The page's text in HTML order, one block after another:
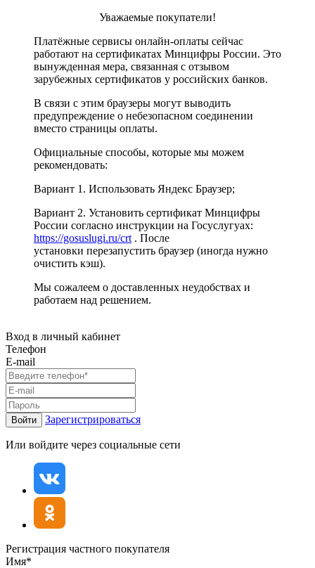
Уважаемые покупатели!
Платёжные сервисы онлайн-оплаты сейчас
работают на сертификатах Минцифры России. Это
вынужденная мера, связанная с отзывом
зарубежных сертификатов у российских банков.
В связи с этим браузеры могут выводить
предупреждение о небезопасном соединении
вместо страницы оплаты.
Официальные способы, которые мы можем
рекомендовать:
Вариант 1. Использовать Яндекс Браузер;
Вариант 2. Установить сертификат Минцифры
России согласно инструкции на Госуслугуах:
https://gosuslugi.ru/crt . После
установки перезапустить браузер (иногда нужно
очистить кэш).
Мы сожалеем о доставленных неудобствах и
работаем над решением.
Вход в личный кабинет
Телефон
E-mail
Войти Зарегистрироваться
Или войдите через социальные сети
Регистрация частного покупателя
Имя*